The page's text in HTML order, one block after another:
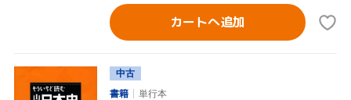
カートへ追加
中古
書籍
単行本